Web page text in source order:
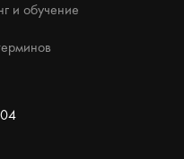
и обучение